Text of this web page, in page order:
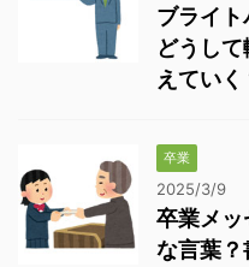
ブライト
どうし
えていく
卒業
2025/3/9
卒業メッ
な言葉？